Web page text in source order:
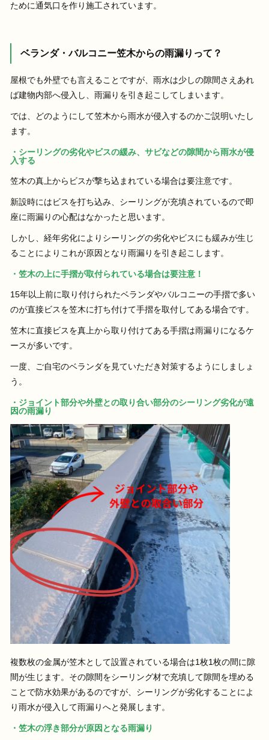
ために通気口を作り施工されています。
ベランダ・バルコニー笠木からの雨漏りって？
屋根でも外壁でも言えることですが、雨水は少しの隙間さえあれ
ば建物内部へ侵入し、雨漏りを引き起こしてしまいます。
では、どのようにして笠木から雨水が侵入するのかご説明いたし
ます。
・シーリングの劣化やビスの緩み、サビなどの隙間から雨水が侵
入する
笠木の真上からビスが撃ち込まれている場合は要注意です。
新設時にはビスを打ち込み、シーリングが充填されているので即
座に雨漏りの心配はなかったと思います。
しかし、経年劣化によりシーリングの劣化やビスにも緩みが生じ
ることによりこれが原因となり雨漏りを引き起こします。
・笠木の上に手摺が取付られている場合は要注意！
15年以上前に取り付けられたベランダやバルコニーの手摺で多い
のが直接ビスを笠木に打ち付けて手摺を取付してある場合です。
笠木に直接ビスを真上から取り付けてある手摺は雨漏りになるケ
ースが多いです。
一度、ご自宅のベランダを見ていただき対策するようにしましょ
う。
・ジョイント部分や外壁との取り合い部分のシーリング劣化が遠
因の雨漏り
複数枚の金属が笠木として設置されている場合は1枚1枚の間に隙
間が生じます。その隙間をシーリング材で充填して隙間を埋める
ことで防水効果があるのですが、シーリングが劣化することによ
り雨水が侵入して雨漏りへと発展します。
・笠木の浮き部分が原因となる雨漏り